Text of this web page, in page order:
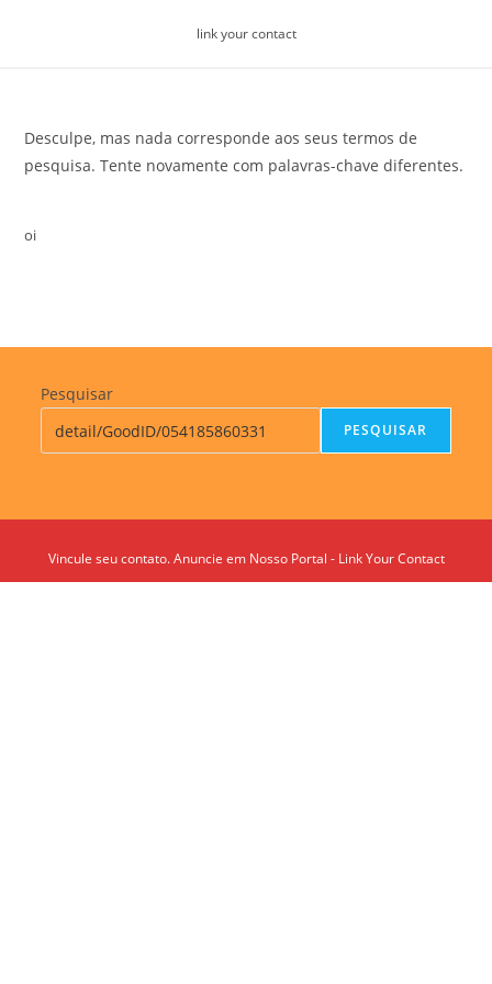
link your contact
Desculpe, mas nada corresponde aos seus termos de
pesquisa. Tente novamente com palavras-chave diferentes.
oi
Pesquisar
PESQUISAR
Vincule seu contato. Anuncie em Nosso Portal - Link Your Contact